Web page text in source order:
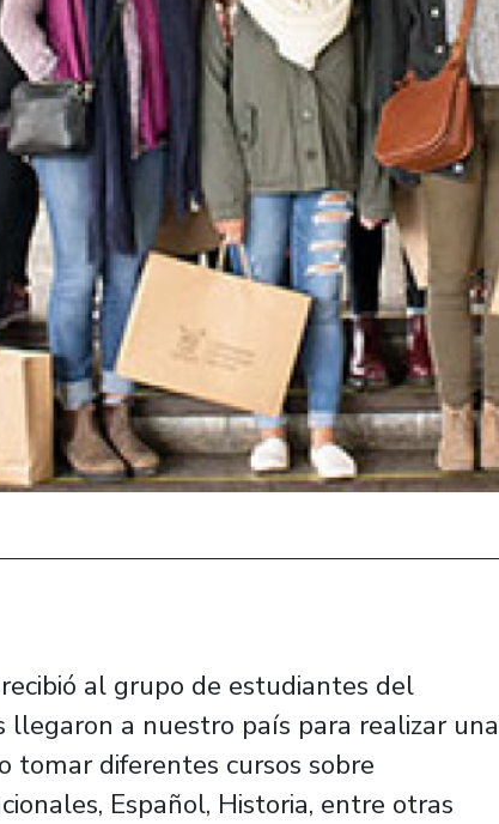
al grupo de estudiantes del
llegaron a nuestro país para realizar una
tomar diferentes cursos sobre
Español, Historia, entre otras